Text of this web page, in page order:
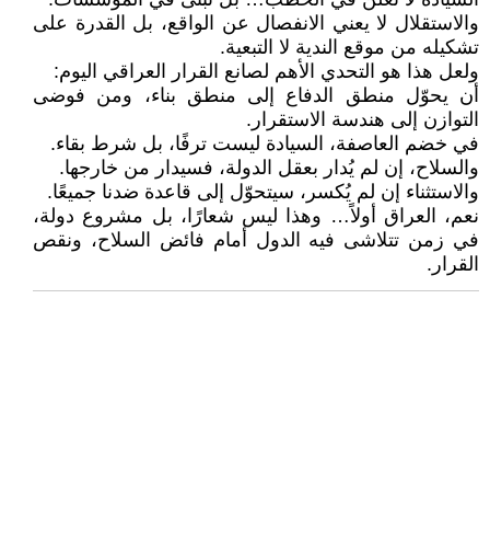
والاستقلال لا يعني الانفصال عن الواقع، بل القدرة على
تشكيله من موقع الندية لا التبعية.
ولعل هذا هو التحدي الأهم لصانع القرار العراقي اليوم:
أن يحوّل منطق الدفاع إلى منطق بناء، ومن فوضى
التوازن إلى هندسة الاستقرار.
في خضم العاصفة، السيادة ليست ترفًا، بل شرط بقاء.
والسلاح، إن لم يُدار بعقل الدولة، فسيدار من خارجها.
والاستثناء إن لم يُكسر، سيتحوّل إلى قاعدة ضدنا جميعًا.
نعم، العراق أولاً… وهذا ليس شعارًا، بل مشروع دولة،
في زمن تتلاشى فيه الدول أمام فائض السلاح، ونقص
القرار.